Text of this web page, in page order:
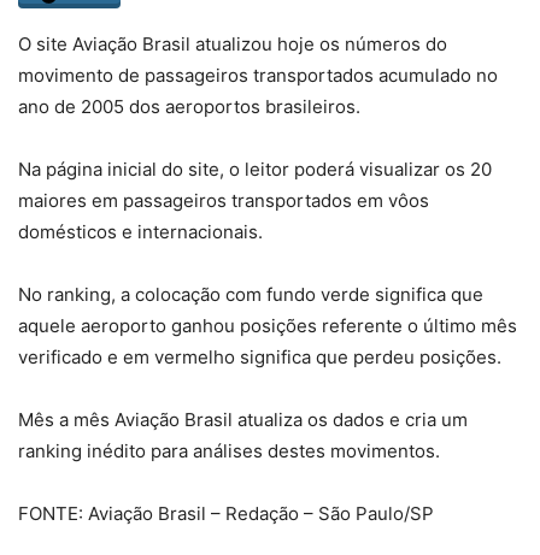
O site Aviação Brasil atualizou hoje os números do
movimento de passageiros transportados acumulado no
ano de 2005 dos aeroportos brasileiros.
Na página inicial do site, o leitor poderá visualizar os 20
maiores em passageiros transportados em vôos
domésticos e internacionais.
No ranking, a colocação com fundo verde significa que
aquele aeroporto ganhou posições referente o último mês
verificado e em vermelho significa que perdeu posições.
Mês a mês Aviação Brasil atualiza os dados e cria um
ranking inédito para análises destes movimentos.
FONTE: Aviação Brasil – Redação – São Paulo/SP